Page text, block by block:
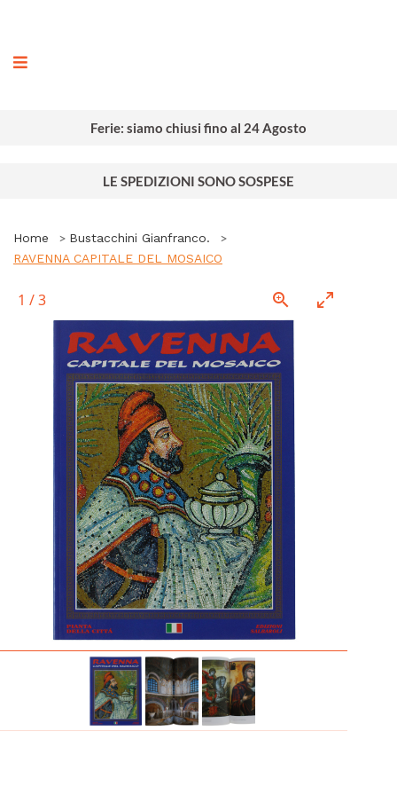
Ferie: siamo chiusi fino al 24 Agosto
LE SPEDIZIONI SONO SOSPESE
Home
Bustacchini Gianfranco.
RAVENNA CAPITALE DEL MOSAICO
1 /3